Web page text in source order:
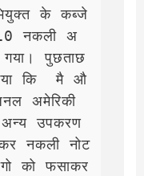
के कब्जे
नकली अ
गया। पुछताछ
गया कि  मै औ
अमेरिकी
उपकरण
नकली नोट
को फसाकर